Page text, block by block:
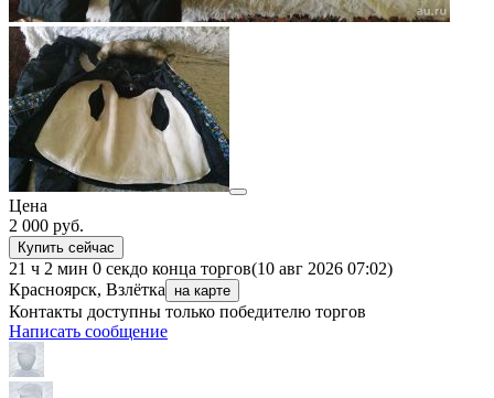
Цена
2 000 руб.
Купить сейчас
21 ч 2 мин 0 секдо конца торгов(10 авг 2026 07:02)
Красноярск, Взлётка
на карте
Контакты доступны только победителю торгов
Написать сообщение